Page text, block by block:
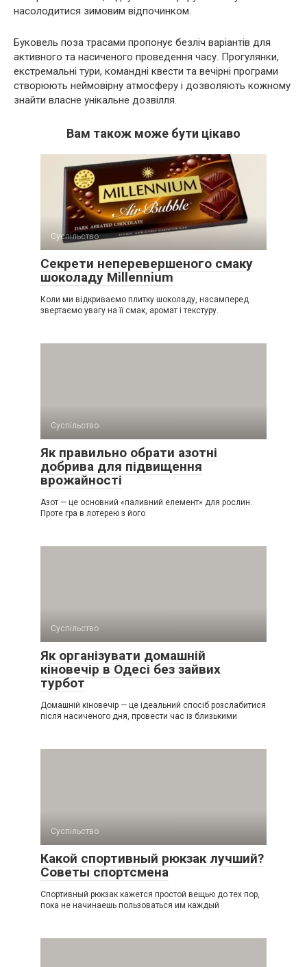
насолодитися зимовим відпочинком.
Буковель поза трасами пропонує безліч варіантів для
активного та насиченого проведення часу. Прогулянки,
екстремальні тури, командні квести та вечірні програми
створюють неймовірну атмосферу і дозволяють кожному
знайти власне унікальне дозвілля.
Вам також може бути цікаво
Суспільство
Секрети неперевершеного смаку
шоколаду Millennium
Коли ми відкриваємо плитку шоколаду, насамперед
звертаємо увагу на її смак, аромат і текстуру.
Суспільство
Як правильно обрати азотні
добрива для підвищення
врожайності
Азот — це основний «паливний елемент» для рослин.
Проте гра в лотерею з його
Суспільство
Як організувати домашній
кіновечір в Одесі без зайвих
турбот
Домашній кіновечір — це ідеальний спосіб розслабитися
після насиченого дня, провести час із близькими
Суспільство
Какой спортивный рюкзак лучший?
Советы спортсмена
Спортивный рюкзак кажется простой вещью до тех пор,
пока не начинаешь пользоваться им каждый